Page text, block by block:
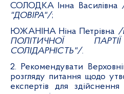
СОЛОДКА Інна Василівна
"ДОВІРА"/;
ЮЖАНІНА Ніна Петрівна /
ПОЛІТИЧНОЇ
СОЛІДАРНІСТЬ"/.
2. Рекомендувати
розгляду питання щодо
експертів для